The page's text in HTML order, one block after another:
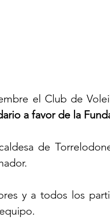
el Club de
a favor de la
de
y a todos los